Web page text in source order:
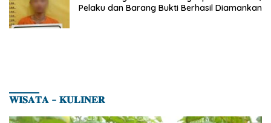
Pelaku dan Barang Bukti Berhasil Diamankan
𝐖𝐈𝐒𝐀𝐓𝐀 – 𝐊𝐔𝐋𝐈𝐍𝐄𝐑